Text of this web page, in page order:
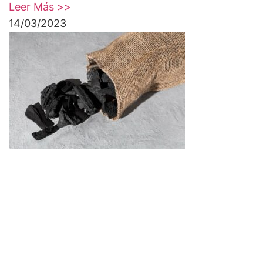
Leer Más >>
14/03/2023